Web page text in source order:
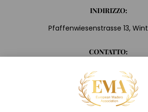
INDIRIZZO:
Pfaffenwiesenstrasse 13,
CONTATTO:
0041 79 936 42 06
RETE: